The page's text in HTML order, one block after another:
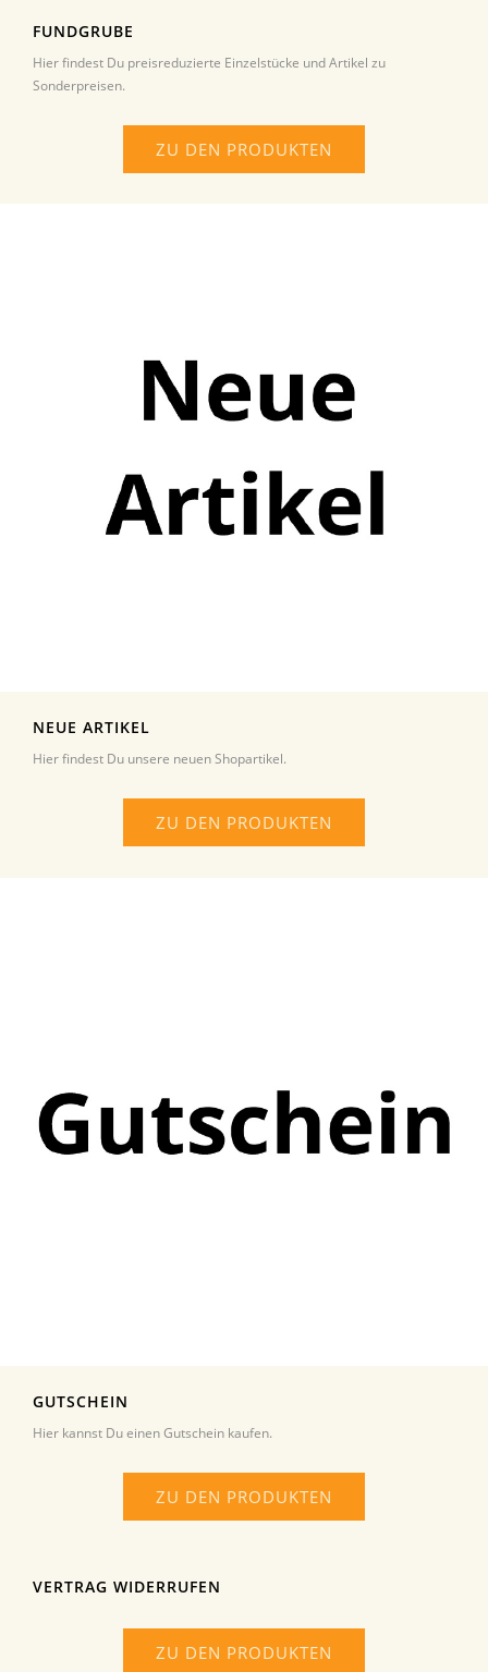
FUNDGRUBE
Hier findest Du preisreduzierte Einzelstücke und Artikel zu
Sonderpreisen.
ZU DEN PRODUKTEN
NEUE ARTIKEL
Hier findest Du unsere neuen Shopartikel.
ZU DEN PRODUKTEN
GUTSCHEIN
Hier kannst Du einen Gutschein kaufen.
ZU DEN PRODUKTEN
VERTRAG WIDERRUFEN
ZU DEN PRODUKTEN